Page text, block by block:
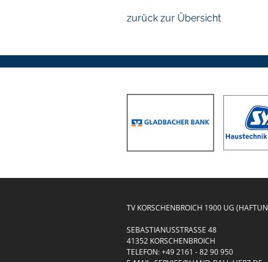
zurück zur Übersicht
TV KORSCHENBROICH 1900 UG
SEBASTIANUSSTRASSE 48
41352 KORSCHENBROICH
TELEFON:+49 2161 - 82 90 950